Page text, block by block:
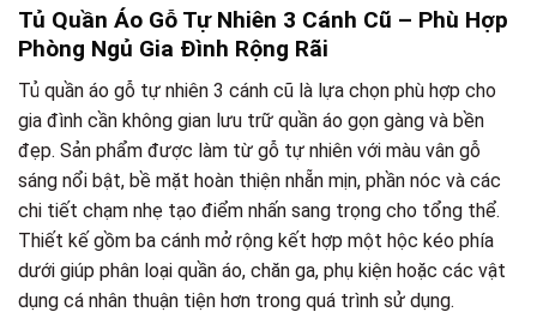
Tủ Quần Áo Gỗ Tự Nhiên 3 Cánh Cũ – Phù Hợp
Phòng Ngủ Gia Đình Rộng Rãi
Tủ quần áo gỗ tự nhiên 3 cánh cũ là lựa chọn phù hợp cho
gia đình cần không gian lưu trữ quần áo gọn gàng và bền
đẹp. Sản phẩm được làm từ gỗ tự nhiên với màu vân gỗ
sáng nổi bật, bề mặt hoàn thiện nhẵn mịn, phần nóc và các
chi tiết chạm nhẹ tạo điểm nhấn sang trọng cho tổng thể.
Thiết kế gồm ba cánh mở rộng kết hợp một hộc kéo phía
dưới giúp phân loại quần áo, chăn ga, phụ kiện hoặc các vật
dụng cá nhân thuận tiện hơn trong quá trình sử dụng.